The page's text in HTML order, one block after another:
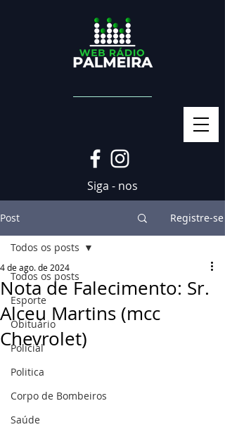
Siga - nos
Post Registre-se
Todos os posts
Esporte
Obituário
Policial
Politica
Corpo de Bombeiros
Saúde
Todos os posts
Nota de Falecimento: Sr.
Alceu Martins (mcc
Chevrolet)
4 de ago. de 2024